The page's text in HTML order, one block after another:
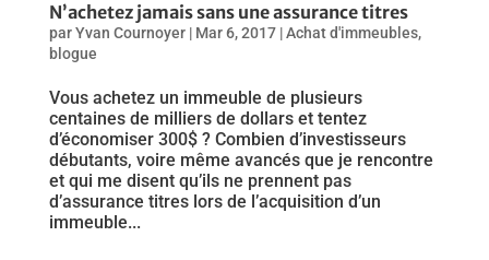
N’achetez jamais sans une assurance titres
parYvan Cournoyer| Mar 6, 2017|Achat d'immeubles,
blogue
Vous achetez un immeuble de plusieurs
centaines de milliers de dollars et tentez
d’économiser 300$ ? Combien d’investisseurs
débutants, voire même avancés que je rencontre
et qui me disent qu’ils ne prennent pas
d’assurance titres lors de l’acquisition d’un
immeuble...